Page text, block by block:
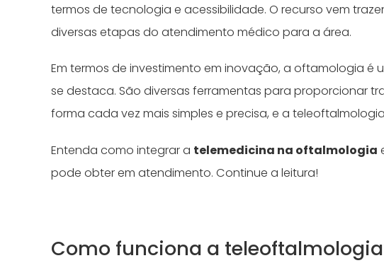
termos de tecnologia e acessibilidade. O recurso vem
diversas etapas do atendimento médico para a área.
Em termos de investimento em inovação, a oftamologia é
se destaca. São diversas ferramentas para proporcionar
forma cada vez mais simples e precisa, e a
Entenda como integrar a telemedicina na oftalmologia
pode obter em atendimento. Continue a leitura!
Como funciona a